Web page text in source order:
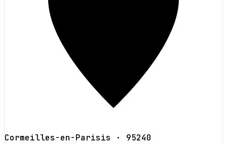
Cormeilles-en-Parisis · 95240